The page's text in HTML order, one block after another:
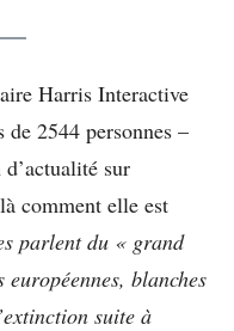
Harris Interactive
de 2544 personnes –
sur
comment elle est
parlent du « grand
blanches
suite à